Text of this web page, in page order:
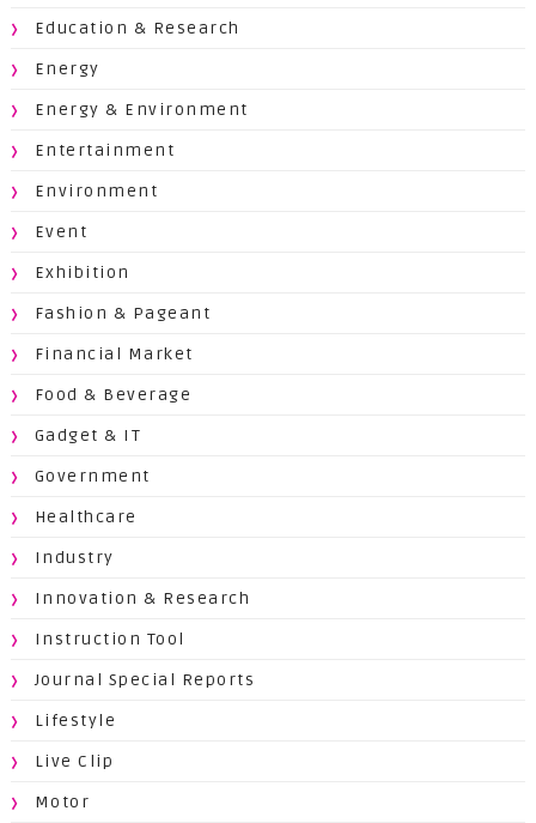
Education & Research
Energy
Energy & Environment
Entertainment
Environment
Event
Exhibition
Fashion & Pageant
Financial Market
Food & Beverage
Gadget & IT
Government
Healthcare
Industry
Innovation & Research
Instruction Tool
Journal Special Reports
Lifestyle
Live Clip
Motor